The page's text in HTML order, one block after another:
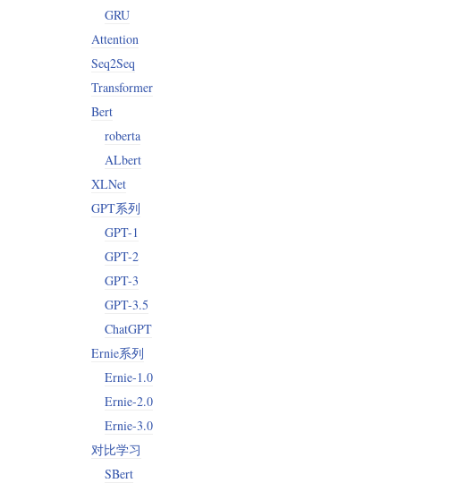
GRU
Attention
Seq2Seq
Transformer
Bert
roberta
ALbert
XLNet
GPT系列
GPT-1
GPT-2
GPT-3
GPT-3.5
ChatGPT
Ernie系列
Ernie-1.0
Ernie-2.0
Ernie-3.0
对比学习
SBert